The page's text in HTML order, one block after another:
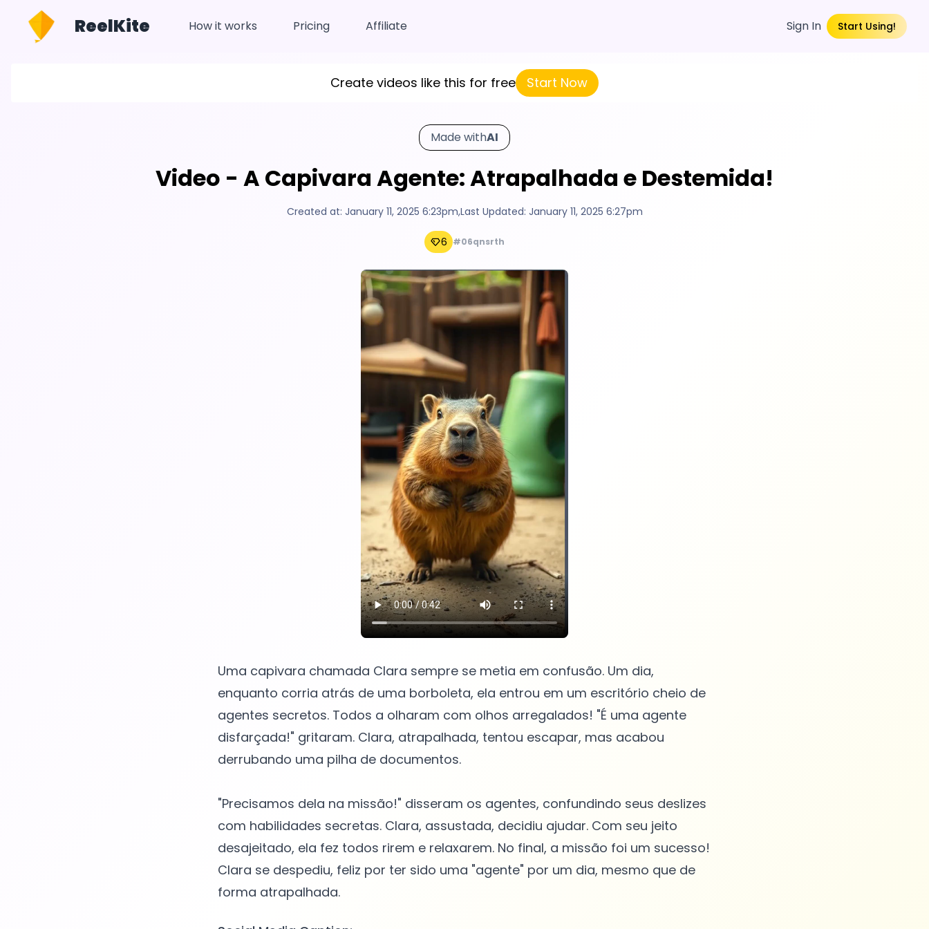
ReelKite How it works Pricing Affiliate Sign In Start Using!
Create videos like this for free Start Now
Made withAI
Video - A Capivara Agente: Atrapalhada e Destemida!
Created at: January 11, 2025 6:23pm,Last Updated: January 11, 2025 6:27pm
6 #06qnsrth
Uma capivara chamada Clara sempre se metia em confusão. Um dia,
enquanto corria atrás de uma borboleta, ela entrou em um escritório cheio de
agentes secretos. Todos a olharam com olhos arregalados! "É uma agente
disfarçada!" gritaram. Clara, atrapalhada, tentou escapar, mas acabou
derrubando uma pilha de documentos.
"Precisamos dela na missão!" disseram os agentes, confundindo seus deslizes
com habilidades secretas. Clara, assustada, decidiu ajudar. Com seu jeito
desajeitado, ela fez todos rirem e relaxarem. No final, a missão foi um sucesso!
Clara se despediu, feliz por ter sido uma "agente" por um dia, mesmo que de
forma atrapalhada.